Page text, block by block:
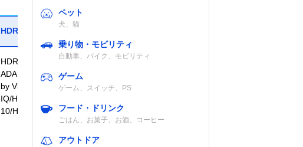
HDR対応 パネルの種類
HDR 10+
ADAPTIVE/Dol
by Vision
IQ/HDR
10/HLG HDR
4K液晶パネル
（Mini LEDバッ
クライト）
ペット
犬、猫
乗り物・モビリティ
自動車、バイク、モビリティ
ゲーム
ゲーム、スイッチ、PS
フード・ドリンク
ごはん、お菓子、お酒、コーヒー
アウトドア